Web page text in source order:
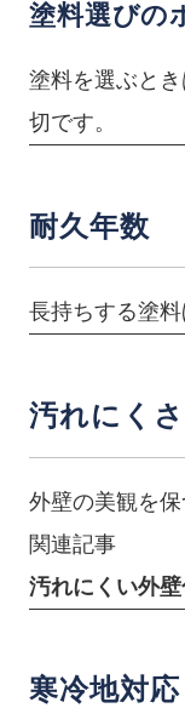
塗料選びの
塗料を選ぶと
切です。
耐久年数
長持ちする塗料
汚れにくさ
外壁の美観を保
関連記事
汚れにくい外
寒冷地対応